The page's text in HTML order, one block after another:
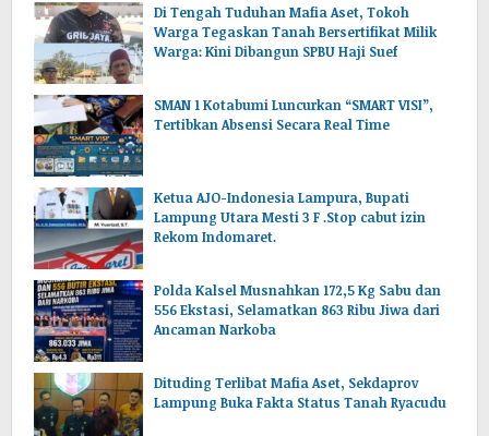
Di Tengah Tuduhan Mafia Aset, Tokoh
Warga Tegaskan Tanah Bersertifikat Milik
Warga: Kini Dibangun SPBU Haji Suef
SMAN 1 Kotabumi Luncurkan “SMART VISI”,
Tertibkan Absensi Secara Real Time
Ketua AJO-Indonesia Lampura, Bupati
Lampung Utara Mesti 3 F .Stop cabut izin
Rekom Indomaret.
Polda Kalsel Musnahkan 172,5 Kg Sabu dan
556 Ekstasi, Selamatkan 863 Ribu Jiwa dari
Ancaman Narkoba
Dituding Terlibat Mafia Aset, Sekdaprov
Lampung Buka Fakta Status Tanah Ryacudu